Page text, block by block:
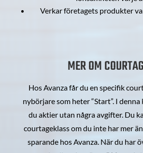
Verkar företagets produkter
MER OM
Hos Avanza får du en specifik
nybörjare som heter “Start”. I denna
du aktier utan några avgifter. Du
courtageklass om du inte har mer
sparande hos Avanza. När du har